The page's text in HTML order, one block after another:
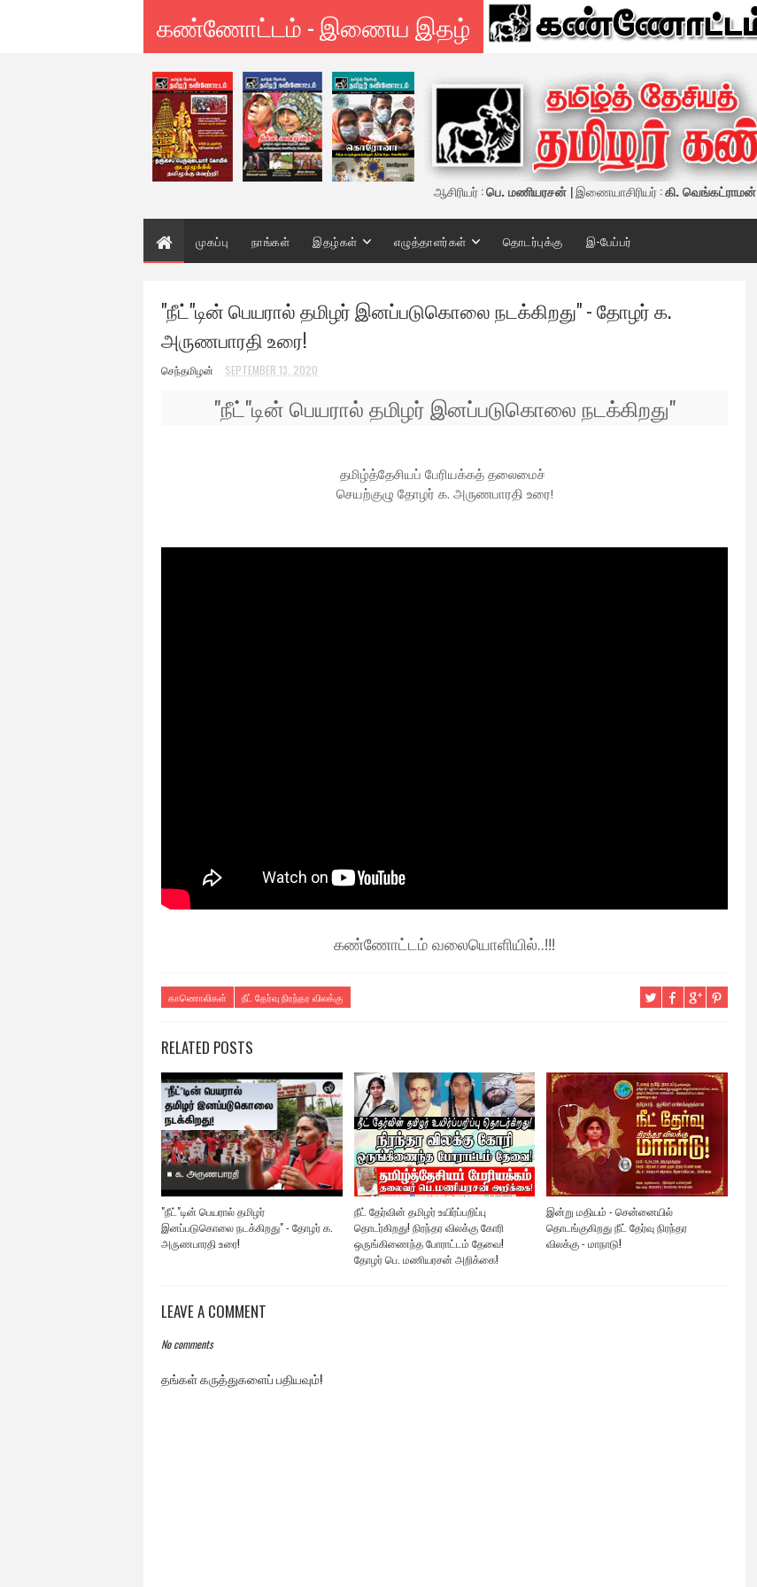
கண்ணோட்டம் - இணைய இதழ்
ஆசிரியர் :பெ. மணியரசன் | இணையாசிரியர் :கி. வெங்கட்ராமன்
முகப்பு நாங்கள் இதழ்கள் எழுத்தாளர்கள் தொடர்புக்கு இ-பேப்பர்
"நீட்"டின் பெயரால் தமிழர் இனப்படுகொலை நடக்கிறது" - தோழர் க.
அருணபாரதி உரை!
செந்தமிழன் SEPTEMBER 13, 2020
"நீட்"டின் பெயரால் தமிழர் இனப்படுகொலை நடக்கிறது"
தமிழ்த்தேசியப் பேரியக்கத் தலைமைச்
செயற்குழு தோழர் க. அருணபாரதி உரை!
கண்ணோட்டம் வலையொளியில்..!!!
காணொலிகள் நீட் தேர்வு நிரந்தர விலக்கு
RELATED POSTS
"நீட்"டின் பெயரால் தமிழர்
இனப்படுகொலை நடக்கிறது" - தோழர் க.
அருணபாரதி உரை!
நீட் தேர்வின் தமிழர் உயிர்ப்பறிப்பு
தொடர்கிறது! நிரந்தர விலக்கு கோரி
ஒருங்கிணைந்த போராட்டம் தேவை!
தோழர் பெ. மணியரசன் அறிக்கை!
இன்று மதியம் - சென்னையில்
தொடங்குகிறது நீட் தேர்வு நிரந்தர
விலக்கு - மாநாடு!
LEAVE A COMMENT
No comments
தங்கள் கருத்துகளைப் பதியவும்!